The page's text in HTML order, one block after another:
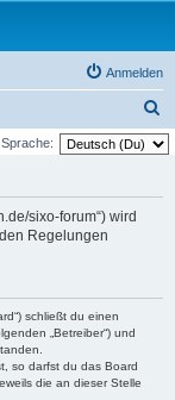
Anmelden
u
Sprache:
sixo-forum“) wird
Regelungen
schließt du einen
„Betreiber“) und
so darfst du das Board
die an dieser Stelle